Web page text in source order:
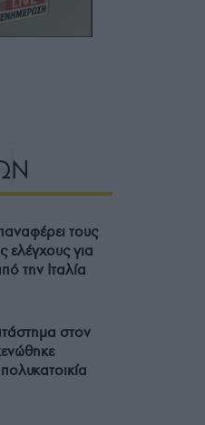
τους
ελέγχους για
την Ιταλία
στον